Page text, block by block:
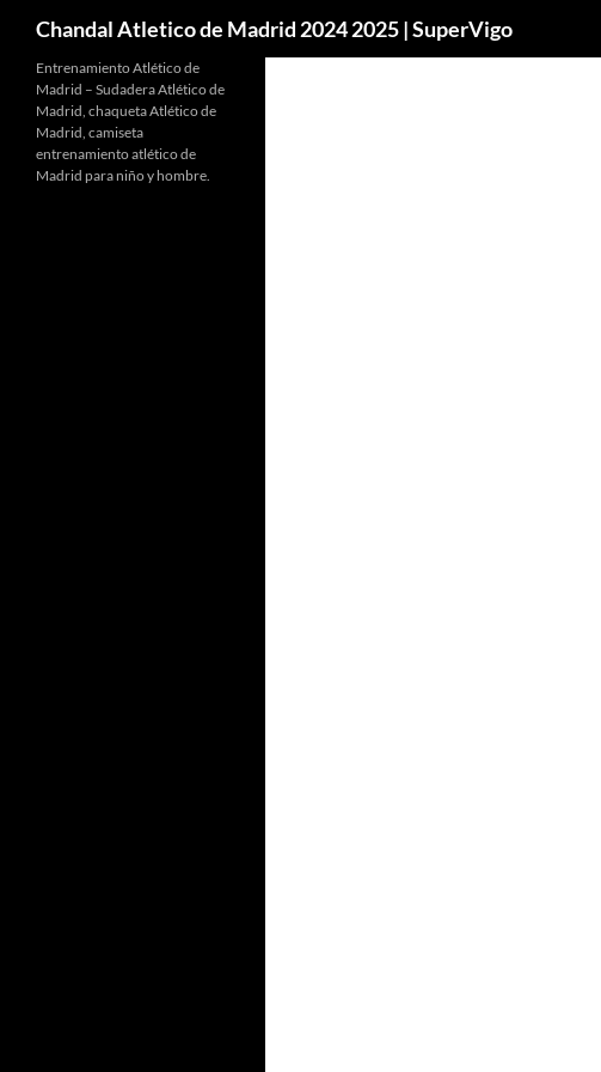
Chandal Atletico de Madrid 2024 2025 | SuperVigo
Entrenamiento Atlético de
Madrid – Sudadera Atlético de
Madrid, chaqueta Atlético de
Madrid, camiseta
entrenamiento atlético de
Madrid para niño y hombre.